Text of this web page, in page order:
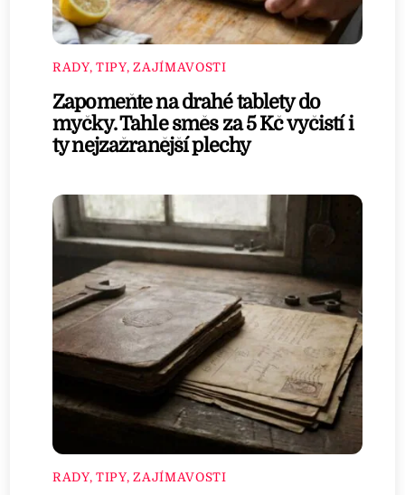
RADY, TIPY, ZAJÍMAVOSTI
Zapomeňte na drahé tablety do
myčky. Tahle směs za 5 Kč vyčistí i
ty nejzažranější plechy
RADY, TIPY, ZAJÍMAVOSTI